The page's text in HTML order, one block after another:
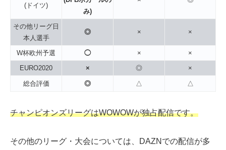
(ドイツ)
み)
その他リーグ日
本人選手
◎ × ×
W杯欧州予選 ◯ ×
×
EURO2020
× ◎ ×
総合評価 ◎ △ △
チャンピオンズリーグはWOWOWが独占配信です。
その他のリーグ・大会については、DAZNでの配信が多